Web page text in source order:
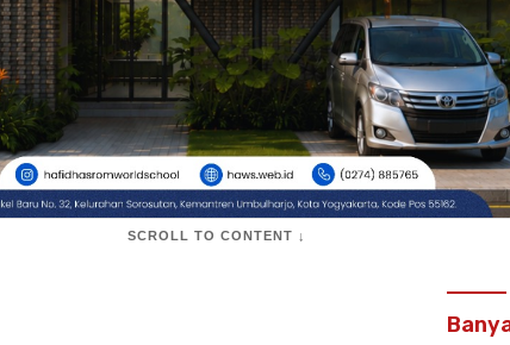
SCROLL TO CONTENT ↓